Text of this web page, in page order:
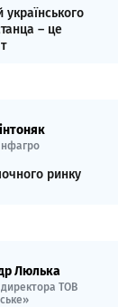
українського
– це
ринку
Люлька
ТОВ